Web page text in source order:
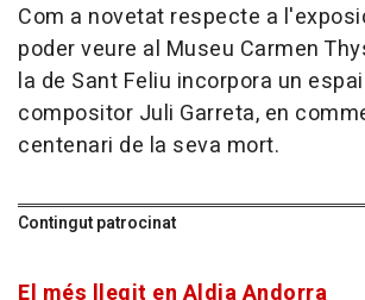
Com a novetat respecte a
poder veure al Museu Carmen
la de Sant Feliu incorpora un
compositor Juli Garreta, en
centenari de la seva mort.
Contingut patrocinat
El més llegit en Aldia Andorra